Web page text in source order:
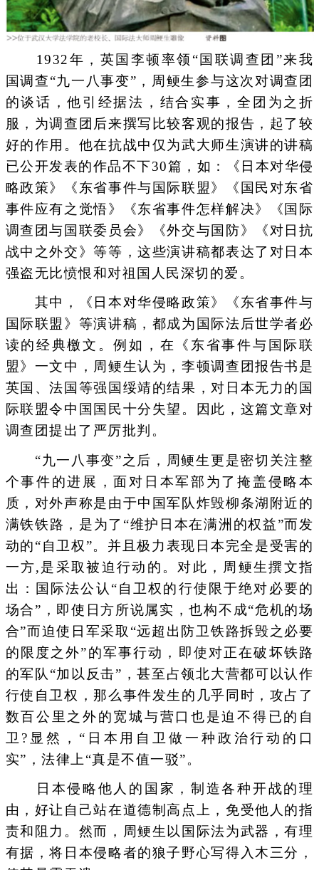
1932年，英国李顿率领“国联调查团”来我
国调查“九一八事变”，周鲠生参与这次对调查团
的谈话，他引经据法，结合实事，全团为之折
服，为调查团后来撰写比较客观的报告，起了较
好的作用。他在抗战中仅为武大师生演讲的讲稿
已公开发表的作品不下30篇，如：《日本对华侵
略政策》《东省事件与国际联盟》《国民对东省
事件应有之觉悟》《东省事件怎样解决》《国际
调查团与国联委员会》《外交与国防》《对日抗
战中之外交》等等，这些演讲稿都表达了对日本
强盗无比愤恨和对祖国人民深切的爱。
其中，《日本对华侵略政策》《东省事件与
国际联盟》等演讲稿，都成为国际法后世学者必
读的经典檄文。例如，在《东省事件与国际联
盟》一文中，周鲠生认为，李顿调查团报告书是
英国、法国等强国绥靖的结果，对日本无力的国
际联盟令中国国民十分失望。因此，这篇文章对
调查团提出了严厉批判。
“九一八事变”之后，周鲠生更是密切关注整
个事件的进展，面对日本军部为了掩盖侵略本
质，对外声称是由于中国军队炸毁柳条湖附近的
满铁铁路，是为了“维护日本在满洲的权益”而发
动的“自卫权”。并且极力表现日本完全是受害的
一方,是采取被迫行动的。对此，周鲠生撰文指
出：国际法公认“自卫权的行使限于绝对必要的
场合”，即使日方所说属实，也构不成“危机的场
合”而迫使日军采取“远超出防卫铁路拆毁之必要
的限度之外”的军事行动，即使对正在破坏铁路
的军队“加以反击”，甚至占领北大营都可以认作
行使自卫权，那么事件发生的几乎同时，攻占了
数百公里之外的宽城与营口也是迫不得已的自
卫?显然，“日本用自卫做一种政治行动的口
实”，法律上“真是不值一驳”。
日本侵略他人的国家，制造各种开战的理
由，好让自己站在道德制高点上，免受他人的指
责和阻力。然而，周鲠生以国际法为武器，有理
有据，将日本侵略者的狼子野心写得入木三分，